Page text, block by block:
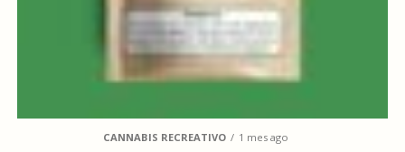
CANNABIS RECREATIVO 1 mes ago